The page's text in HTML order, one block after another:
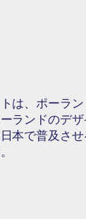
は、ポーラ
ランドのデ
本で普及さ